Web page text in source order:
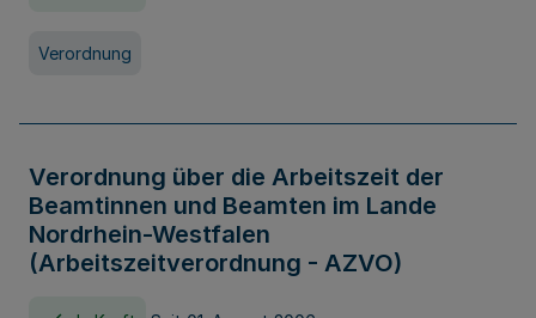
Verordnung
Verordnung über die Arbeitszeit der
Beamtinnen und Beamten im Lande
Nordrhein-Westfalen
(Arbeitszeitverordnung - AZVO)